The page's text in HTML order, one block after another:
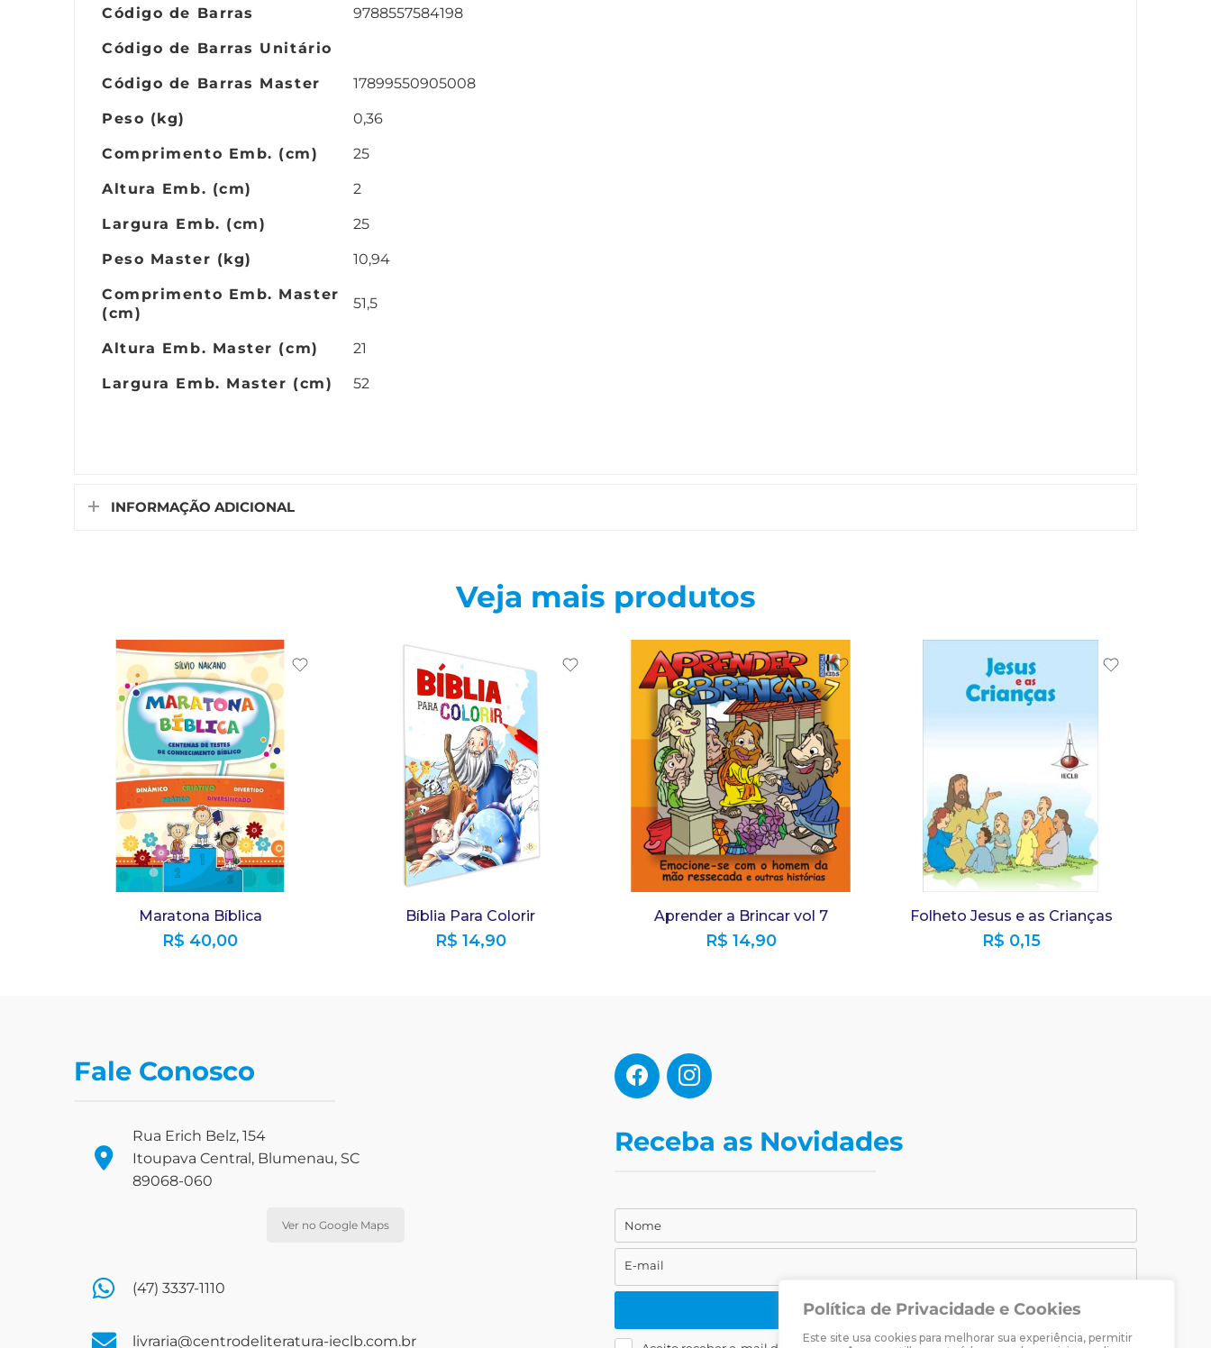
Política de Privacidade e Cookies
Este site usa cookies para melhorar sua experiência, permitir
Código de Barras 9788557584198
Código de Barras Unitário
Código de Barras Master 17899550905008
Peso (kg) 0,36
Comprimento Emb. (cm) 25
Altura Emb. (cm) 2
Largura Emb. (cm) 25
Peso Master (kg) 10,94
Comprimento Emb. Master
(cm)
51,5
Altura Emb. Master (cm) 21
Largura Emb. Master (cm) 52
INFORMAÇÃO ADICIONAL
Veja mais produtos
Maratona Bíblica
R$ 40,00
Bíblia Para Colorir
R$ 14,90
Aprender a Brincar vol 7
R$ 14,90
Folheto Jesus e as Crianças
R$ 0,15
Fale Conosco
Rua Erich Belz, 154
Itoupava Central, Blumenau, SC
89068-060
Ver no Google Maps
(47) 3337-1110
livraria@centrodeliteratura-ieclb.com.br
Receba as Novidades
Nome
Nome
E-
mail
E-mail
CADASTRAR-SE